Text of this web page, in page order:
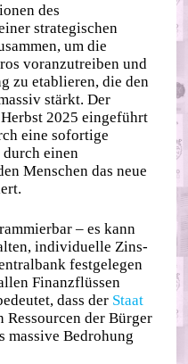
des
strategischen
um die
voranzutreiben und
zu etablieren, die den
stärkt. Der
2025 eingeführt
eine sofortige
einen
Menschen das neue
– es kann
individuelle Zins-
festgelegen
Finanzflüssen
dass der Staat
der Bürger
massive Bedrohung